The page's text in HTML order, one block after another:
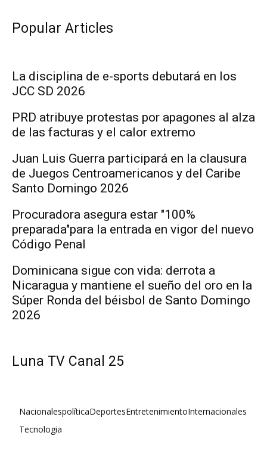
Popular Articles
La disciplina de e-sports debutará en los
JCC SD 2026
PRD atribuye protestas por apagones al alza
de las facturas y el calor extremo
Juan Luis Guerra participará en la clausura
de Juegos Centroamericanos y del Caribe
Santo Domingo 2026
Procuradora asegura estar "100%
preparada"para la entrada en vigor del nuevo
Código Penal
Dominicana sigue con vida: derrota a
Nicaragua y mantiene el sueño del oro en la
Súper Ronda del béisbol de Santo Domingo
2026
Luna TV Canal 25
NacionalespolíticaDeportesEntretenimientoInternacionales
Tecnologia